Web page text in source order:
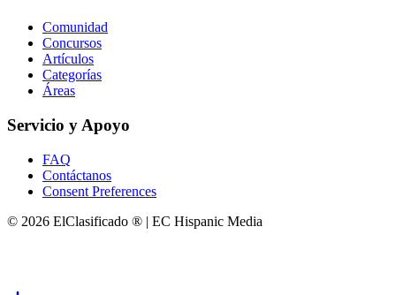
Comunidad
Concursos
Artículos
Categorías
Áreas
Servicio y Apoyo
FAQ
Contáctanos
Consent Preferences
© 2026 ElClasificado ® | EC Hispanic Media